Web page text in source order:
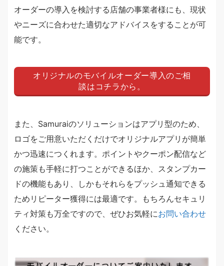
オーダーの導入を検討する店舗の事業者様にも、現状
やニーズに合わせた適切なアドバイスをすることが可
能です。
オリジナルのモバイルオーダー導入のご相
談はコチラから。
また、Samuraiのソリューションはアプリ型のため、
ロゴをご用意いただくだけでオリジナルアプリが簡単
かつ迅速につくれます。ポイントやクーポン配信など
の施策も手軽に打つことができるほか、スタンプカー
ドの機能もあり、しかもそれらをプッシュ通知できる
ためリピーター獲得には最適です。もちろんセキュリ
ティ対策も万全ですので、ぜひお気軽にお問い合わせ
ください。